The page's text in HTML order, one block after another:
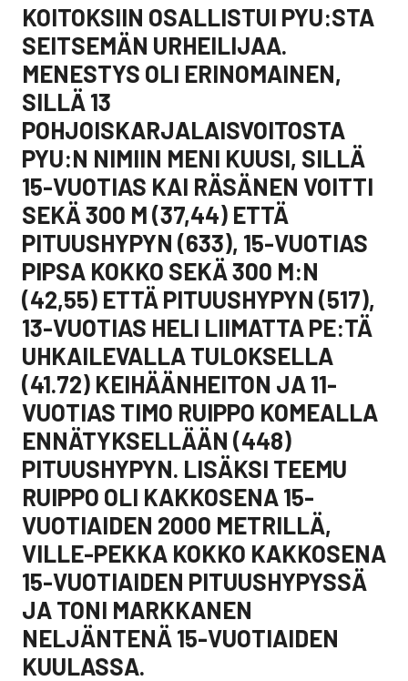
KOITOKSIIN OSALLISTUI PYU:STA
SEITSEMÄN URHEILIJAA.
MENESTYS OLI ERINOMAINEN,
SILLÄ 13
POHJOISKARJALAISVOITOSTA
PYU:N NIMIIN MENI KUUSI, SILLÄ
15-VUOTIAS KAI RÄSÄNEN VOITTI
SEKÄ 300 M (37,44) ETTÄ
PITUUSHYPYN (633), 15-VUOTIAS
PIPSA KOKKO SEKÄ 300 M:N
(42,55) ETTÄ PITUUSHYPYN (517),
13-VUOTIAS HELI LIIMATTA PE:TÄ
UHKAILEVALLA TULOKSELLA
(41.72) KEIHÄÄNHEITON JA 11-
VUOTIAS TIMO RUIPPO KOMEALLA
ENNÄTYKSELLÄÄN (448)
PITUUSHYPYN. LISÄKSI TEEMU
RUIPPO OLI KAKKOSENA 15-
VUOTIAIDEN 2000 METRILLÄ,
VILLE-PEKKA KOKKO KAKKOSENA
15-VUOTIAIDEN PITUUSHYPYSSÄ
JA TONI MARKKANEN
NELJÄNTENÄ 15-VUOTIAIDEN
KUULASSA.